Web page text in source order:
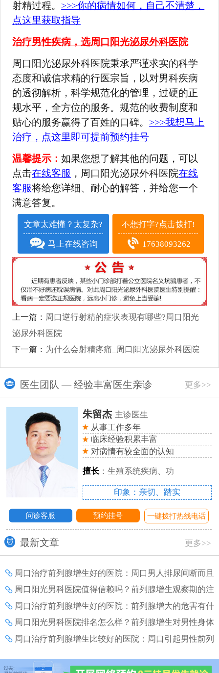
射精过程。 >>>你的病情如何，自己不清楚，
点这里获取指导
治疗男性疾病，选周口阳光泌尿外科医院
周口阳光泌尿外科医院秉承严谨求实的科学
态度和诚信求精的行医宗旨，以对男科疾病
的透彻解析，科学规范化的管理，过硬的正
规水平，全方位的服务。规范的收费制度和
贴心的服务赢得了百姓的口碑。 >>>我想马上
治疗，点这里即可提前预约挂号
温馨提示：如果您想了解其他的问题，可以
点击在线客服 ，周口阳光泌尿外科医院在线
客服将给您详细、耐心的解答，并给您一个
满意答复。
文章太难懂？太复杂?
马上在线咨询
不想打字?点击拨打!
17638093262
上一篇： 周口逆行射精的症状表现有哪些?周口阳光
泌尿外科医院
下一篇： 为什么会射精疼痛_周口阳光泌尿外科医院
医生团队 — 经验丰富医生亲诊 更多>>
朱留杰 主诊医生
从事工作多年
临床经验积累丰富
对病情有较全面的认知
擅长：生殖系统疾病、功
印象：亲切、踏实
问诊客服 预约挂号 一键拨打热线电话
最新文章 更多>>
周口治疗前列腺增生好的医院：周口男人排尿间断而且
疼痛是怎么了？
周口阳光男科医院值得信赖吗？前列腺增生观察期的注
意事项？
周口治疗前列腺增生好的医院：前列腺增大的危害有什
么？
周口阳光男科医院排名怎么样？前列腺增生对男性身体
和生活的影响？
周口治疗前列腺增生比较好的医院：周口引起男性前列